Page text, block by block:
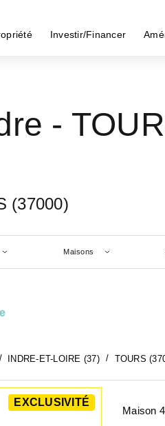
Investir/Financer
-
(37000)
Maisons
INDRE-ET-LOIRE (37) TOURS
EXCLUSIVITÉ
Maison